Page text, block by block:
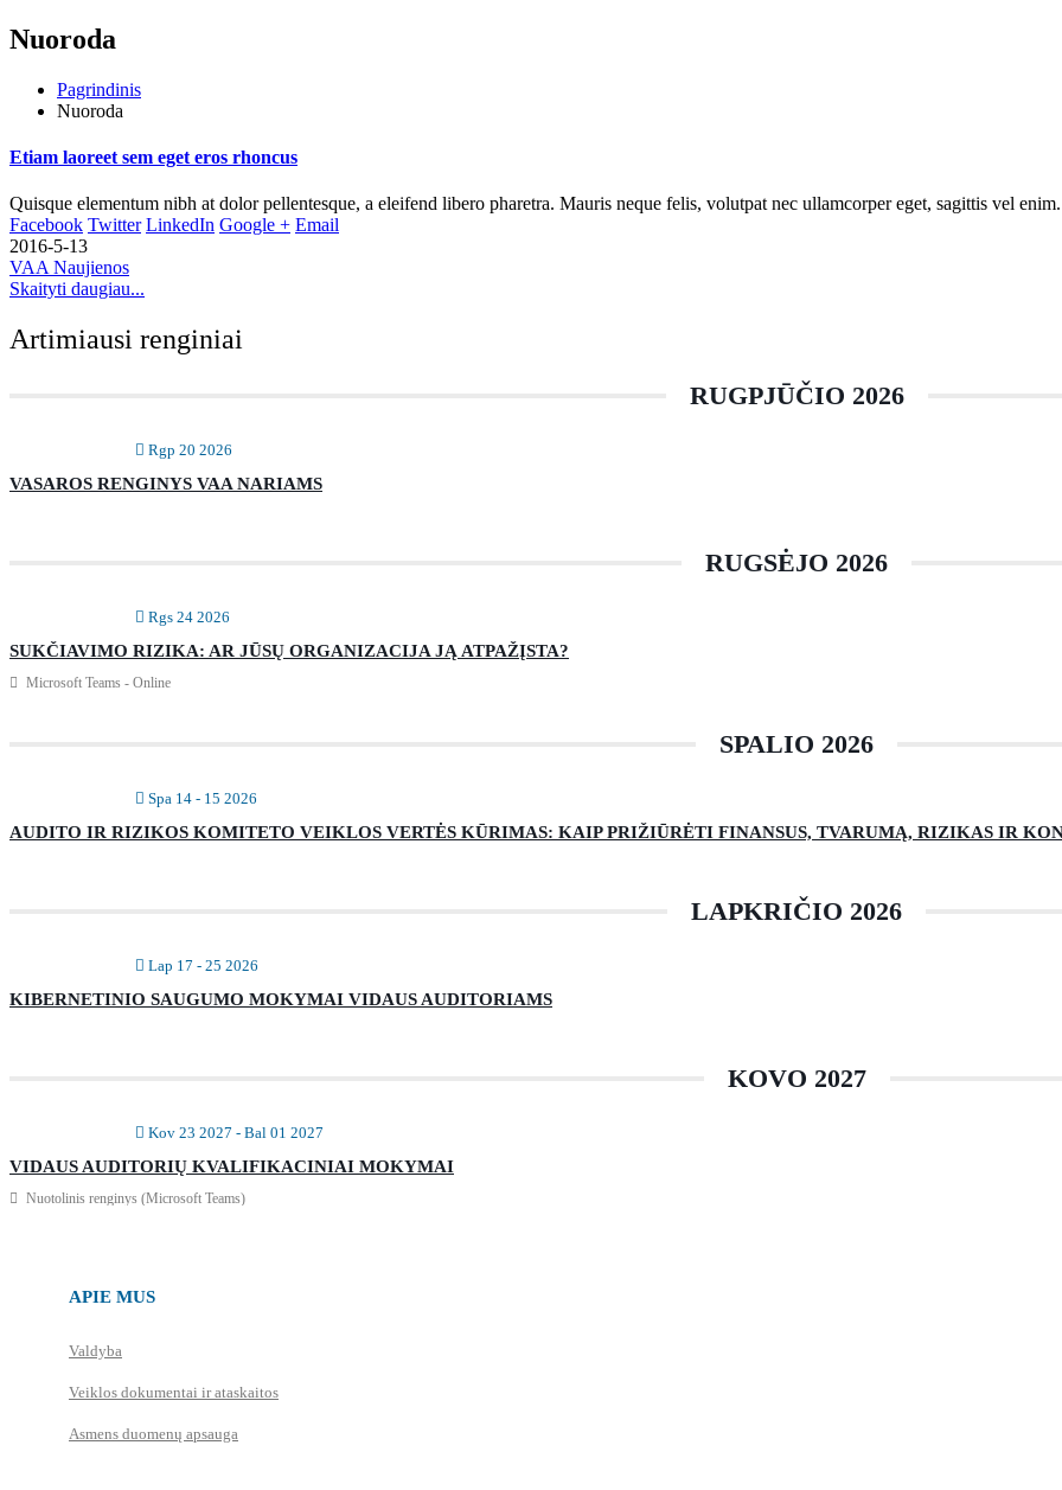
Nuoroda
Pagrindinis
Nuoroda
Etiam laoreet sem eget eros rhoncus
Quisque elementum nibh at dolor pellentesque, a eleifend libero pharetra. Mauris neque felis, volutpat nec ullamcorper eget, sagittis vel
Facebook Twitter LinkedIn Google + Email
2016-5-13
VAA Naujienos
Skaityti daugiau...
Artimiausi renginiai
RUGPJŪČIO 2026
Rgp 20 2026
VASAROS RENGINYS VAA NARIAMS
RUGSĖJO 2026
Rgs 24 2026
SUKČIAVIMO RIZIKA: AR JŪSŲ ORGANIZACIJA JĄ ATPAŽĮSTA?
Microsoft Teams - Online
SPALIO 2026
Spa 14 - 15 2026
AUDITO IR RIZIKOS KOMITETO VEIKLOS VERTĖS KŪRIMAS: KAIP PRIŽIŪRĖTI FINANSUS, TVARUMĄ, RIZIKAS IR
LAPKRIČIO 2026
Lap 17 - 25 2026
KIBERNETINIO SAUGUMO MOKYMAI VIDAUS AUDITORIAMS
KOVO 2027
Kov 23 2027 - Bal 01 2027
VIDAUS AUDITORIŲ KVALIFIKACINIAI MOKYMAI
Nuotolinis renginys (Microsoft Teams)
APIE MUS
Valdyba
Veiklos dokumentai ir ataskaitos
Asmens duomenų apsauga